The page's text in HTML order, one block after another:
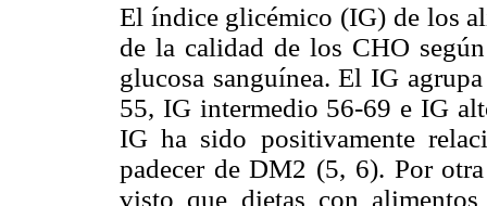
El índice glicémico (IG) de los
de la calidad de los CHO
glucosa sanguínea. El IG
55, IG intermedio 56-69 e IG
IG ha sido positivamente
padecer de DM2 (5, 6). Por
visto que dietas con